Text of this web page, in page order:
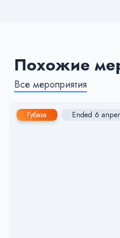
Похожие
Все мероприятия
Губаха Ended 6